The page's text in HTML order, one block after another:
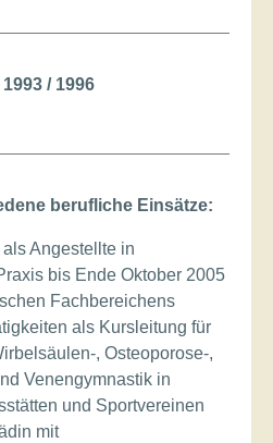
/ 1996
berufliche Einsätze:
Angestellte in
bis Ende Oktober 2005
Fachbereichens
als Kursleitung für
, Osteoporose-,
Venengymnastik in
und Sportvereinen
mit